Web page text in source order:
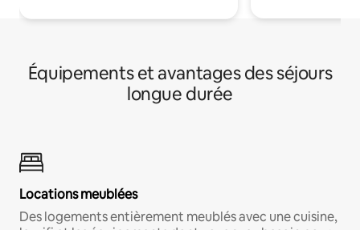
Équipements et avantages des séjours
longue durée
Locations meublées
Des logements entièrement meublés avec une cuisine,